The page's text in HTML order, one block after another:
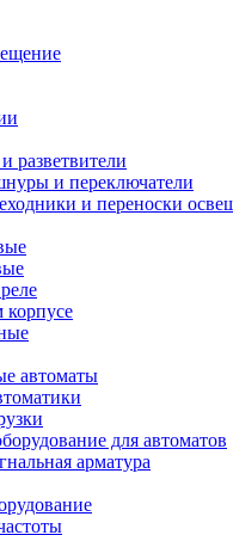
разветвители
и переключатели
и переноски
автоматы
для автоматов
арматура